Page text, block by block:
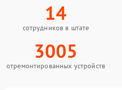
14
сотрудников в штате
3005
отремонтированных устройств